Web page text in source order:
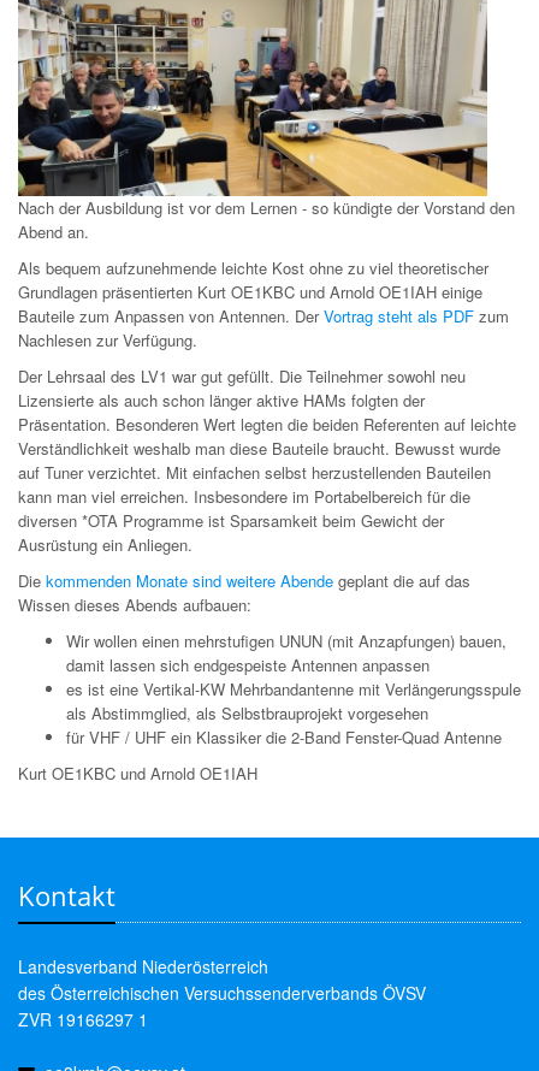
Nach der Ausbildung ist vor dem Lernen - so kündigte der Vorstand den
Abend an.
Als bequem aufzunehmende leichte Kost ohne zu viel theoretischer
Grundlagen präsentierten Kurt OE1KBC und Arnold OE1IAH einige
Bauteile zum Anpassen von Antennen. DerVortrag steht als PDF zum
Nachlesen zur Verfügung.
Der Lehrsaal des LV1 war gut gefüllt. Die Teilnehmer sowohl neu
Lizensierte als auch schon länger aktive HAMs folgten der
Präsentation. Besonderen Wert legten die beiden Referenten auf leichte
Verständlichkeit weshalb man diese Bauteile braucht. Bewusst wurde
auf Tuner verzichtet. Mit einfachen selbst herzustellenden Bauteilen
kann man viel erreichen. Insbesondere im Portabelbereich für die
diversen *OTA Programme ist Sparsamkeit beim Gewicht der
Ausrüstung ein Anliegen.
Die kommenden Monate sind weitere Abende geplant die auf das
Wissen dieses Abends aufbauen:
Wir wollen einen mehrstufigen UNUN (mit Anzapfungen) bauen,
damit lassen sich endgespeiste Antennen anpassen
es ist eine Vertikal-KW Mehrbandantenne mit Verlängerungsspule
als Abstimmglied, als Selbstbrauprojekt vorgesehen
für VHF / UHF ein Klassiker die 2-Band Fenster-Quad Antenne
Kurt OE1KBC und Arnold OE1IAH
Kontakt
Landesverband Niederösterreich
des Österreichischen Versuchssenderverbands ÖVSV
ZVR 19166297 1